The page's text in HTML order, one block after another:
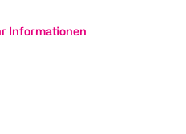
Informationen